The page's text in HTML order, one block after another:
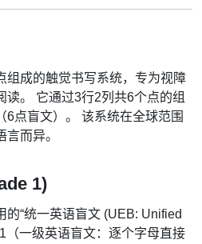
组成的触觉书写系统，专为视障
读。 它通过3行2列共6个点的组
6点盲文）。 该系统在全球范围
而异。
1)
“统一英语盲文 (UEB: Unified
（一级英语盲文：逐个字母直接